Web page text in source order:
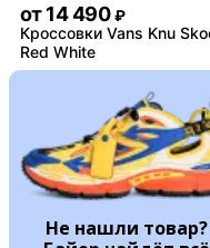
от14 490 ₽
Кроссовки Vans Knu
Red White
Не нашли товар?